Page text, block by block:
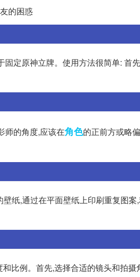
的困惑
定原神立牌。使用方法很简单: 首
师的角度,应该在角色的正前方或略
纸,通过在平面壁纸上印刷重复图
比例。首先,选择合适的镜头和拍